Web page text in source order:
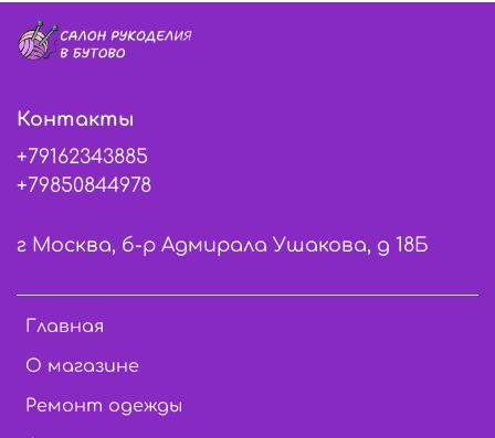
Главная
О магазине
Ремонт одежды
Контакты
+79162343885
+79850844978
г Москва, б-р Адмирала Ушакова, д 18Б